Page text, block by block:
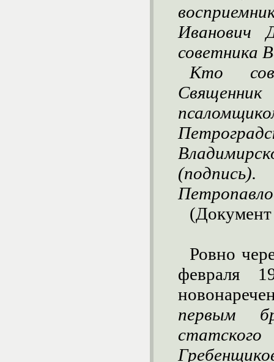
Иванович
советника
Кто
(Документ
Ровно
февраля
первым
статского